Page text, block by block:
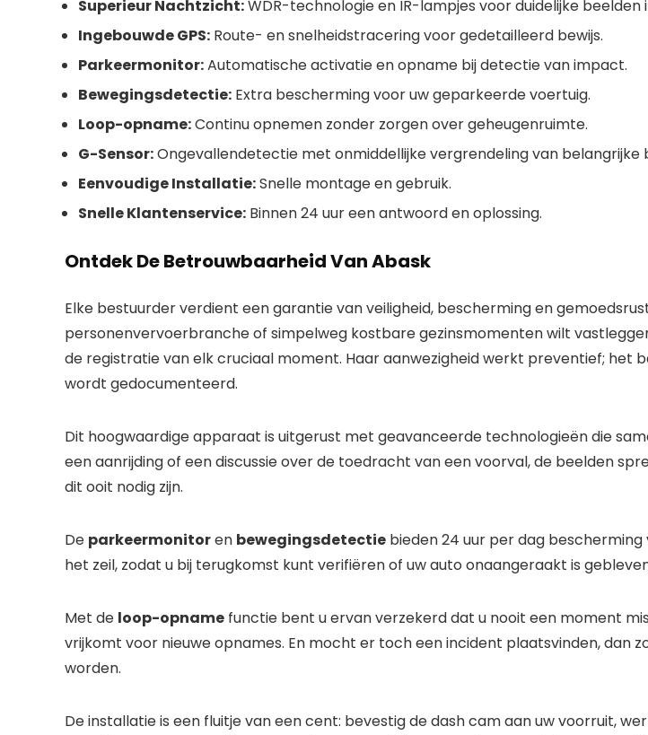
Superieur Nachtzicht:WDR-technologie en IR-lampjes voor duidelijke beelden
Ingebouwde GPS: Route- en snelheidstracering voor gedetailleerd bewijs.
Parkeermonitor:Automatische activatie en opname bij detectie van impact.
Bewegingsdetectie: Extra bescherming voor uw geparkeerde voertuig.
Loop-opname:Continu opnemen zonder zorgen over geheugenruimte.
G-Sensor:Ongevallendetectie met onmiddellijke vergrendeling van belangrijke
Eenvoudige Installatie:Snelle montage en gebruik.
Snelle Klantenservice: Binnen 24 uur een antwoord en oplossing.
Ontdek De Betrouwbaarheid Van Abask
Elke bestuurder verdient een garantie van veiligheid, bescherming en
personenvervoerbranche of simpelweg kostbare gezinsmomenten wilt
de registratie van elk cruciaal moment. Haar aanwezigheid werkt preventief;
wordt gedocumenteerd.
Dit hoogwaardige apparaat is uitgerust met geavanceerde technologieën die
een aanrijding of een discussie over de toedracht van een voorval, de beelden
dit ooit nodig zijn.
De parkeermonitoren bewegingsdetectie bieden 24 uur per dag
het zeil, zodat u bij terugkomst kunt verifiëren of uw auto onaangeraakt is
Met de loop-opname functie bent u ervan verzekerd dat u nooit een moment
vrijkomt voor nieuwe opnames. En mocht er toch een incident plaatsvinden, dan
worden.
De installatie is een fluitje van een cent: bevestig de dash cam aan uw voorruit,